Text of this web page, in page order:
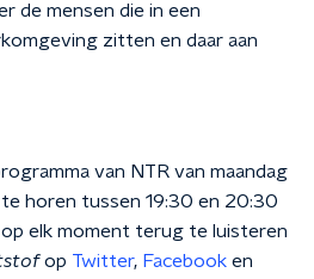
de mensen die in een
zitten en daar aan
van NTR van maandag
horen tussen 19:30 en 20:30
elk moment terug te luisteren
op Twitter, Facebook en